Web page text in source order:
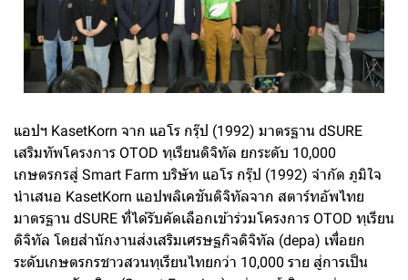
แอปฯ KasetKorn จาก แอโร กรุ๊ป (1992) มาตรฐาน dSURE
เสริมทัพโครงการ OTOD ทุเรียนดิจิทัล ยกระดับ 10,000
เกษตรกรสู่ Smart Farm บริษัท แอโร กรุ๊ป (1992) จำกัด ภูมิใจ
นำเสนอ KasetKorn แอปพลิเคชันดิจิทัลจาก สตาร์ทอัพไทย
มาตรฐาน dSURE ที่ได้รับคัดเลือกเข้าร่วมโครงการ OTOD ทุเรียน
ดิจิทัล โดยสำนักงานส่งเสริมเศรษฐกิจดิจิทัล (depa) เพื่อยก
ระดับเกษตรกรชาวสวนทุเรียนไทยกว่า 10,000 ราย สู่การเป็น